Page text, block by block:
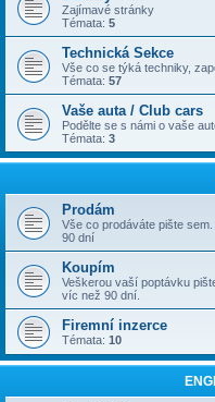
Zajímavé stránky
Témata: 5
Technická Sekce
Vše co se týká techniky,
Témata: 57
Vaše auta / Club cars
Podělte se s námi o vaše
Témata: 3
Prodám
Vše co prodáváte pište
90 dní
Koupím
Veškerou vaší poptávku
víc než 90 dní.
Firemní inzerce
Témata: 10